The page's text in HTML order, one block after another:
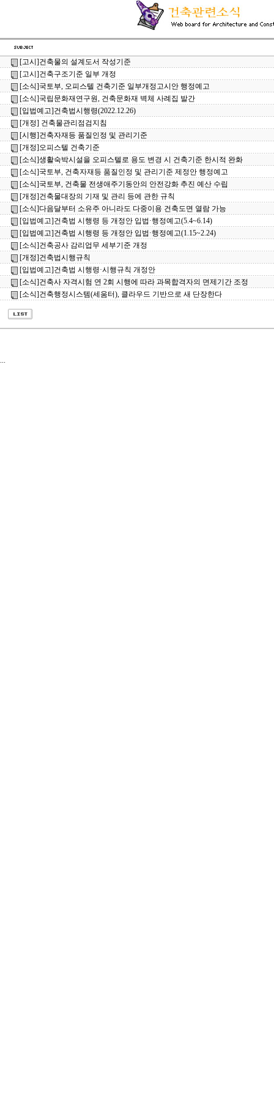
[고시]건축물의 설계도서 작성기준
[고시]건축구조기준 일부 개정
[소식]국토부, 오피스텔 건축기준 일부개정고시안 행정예고
[소식]국립문화재연구원, 건축문화재 벽체 사례집 발간
[입법예고]건축법시행령(2022.12.26)
[개정] 건축물관리점검지침
[시행]건축자재등 품질인정 및 관리기준
[개정]오피스텔 건축기준
[소식]생활숙박시설을 오피스텔로 용도 변경 시 건축기준 한시적 완화
[소식]국토부, 건축자재등 품질인정 및 관리기준 제정안 행정예고
[소식]국토부, 건축물 전생애주기동안의 안전강화 추진 예산 수립
[개정]건축물대장의 기재 및 관리 등에 관한 규칙
[소식]다음달부터 소유주 아니라도 다중이용 건축도면 열람 가능
[입법예고]건축법 시행령 등 개정안 입법·행정예고(5.4~6.14)
[입법예고]건축법 시행령 등 개정안 입법·행정예고(1.15~2.24)
[소식]건축공사 감리업무 세부기준 개정
[개정]건축법시행규칙
[입법예고]건축법 시행령·시행규칙 개정안
[소식]건축사 자격시험 연 2회 시행에 따라 과목합격자의 면제기간 조정
[소식]건축행정시스템(세움터), 클라우드 기반으로 새 단장한다
...